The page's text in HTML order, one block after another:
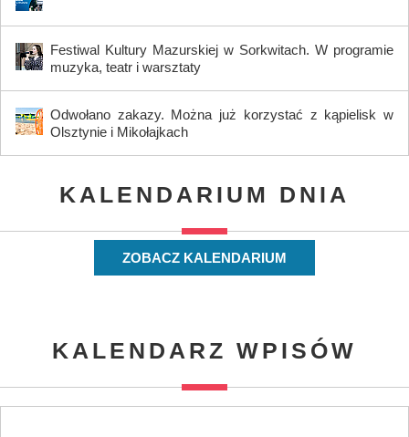
Festiwal Kultury Mazurskiej w Sorkwitach. W programie
muzyka, teatr i warsztaty
Odwołano zakazy. Można już korzystać z kąpielisk w
Olsztynie i Mikołajkach
KALENDARIUM DNIA
ZOBACZ KALENDARIUM
KALENDARZ WPISÓW